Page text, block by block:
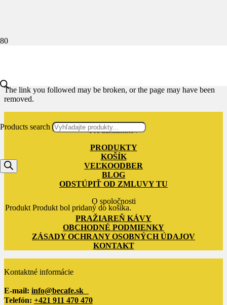
Products search
ProduktProduktbol pridaný do košíka.
The link you followed may be broken, or the page may have been
removed.
Pre zákazníkov
PRODUKTY
KOŠÍK
VEĽKOODBER
BLOG
ODSTÚPIŤ OD ZMLUVY TU
O spoločnosti
PRAŽIAREŇ KÁVY
OBCHODNÉ PODMIENKY
ZÁSADY OCHRANY OSOBNÝCH ÚDAJOV
KONTAKT
Kontaktné informácie
E-mail: info@becafe.sk
Telefón: +421 911 470 470